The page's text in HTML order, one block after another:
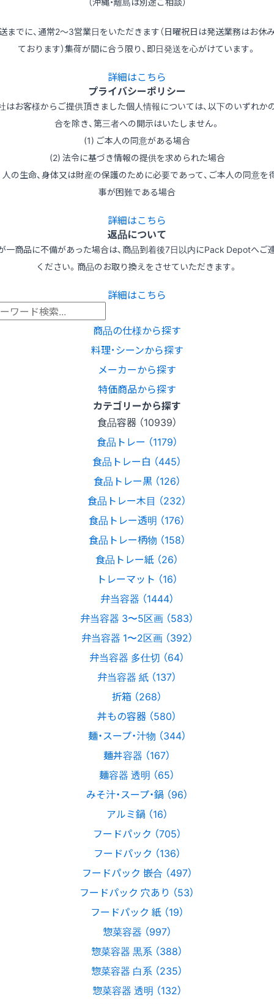
までに、通常2～3営業日をいただきます（日曜祝日は発送業務はお休
ております）集荷が間に合う限り、即日発送を心がけています。
詳細はこちら
プライバシーポリシー
はお客様からご提供頂きました個人情報については、以下のいずれか
合を除き、第三者への開示はいたしません。
(1) ご本人の同意がある場合
(2) 法令に基づき情報の提供を求められた場合
の生命、身体又は財産の保護のために必要であって、ご本人の同意を
事が困難である場合
詳細はこちら
返品について
一商品に不備があった場合は、商品到着後7日以内にPack Depotへご
ください。商品のお取り換えをさせていただきます。
詳細はこちら
商品の仕様から探す
料理･シーンから探す
メーカーから探す
特価商品から探す
カテゴリーから探す
食品容器 （10939）
食品トレー （1179）
食品トレー白 （445）
食品トレー黒 （126）
食品トレー木目 （232）
食品トレー透明 （176）
食品トレー柄物 （158）
食品トレー紙 （26）
トレーマット （16）
弁当容器 （1444）
弁当容器 3〜5区画 （583）
弁当容器 1〜2区画 （392）
弁当容器 多仕切 （64）
弁当容器 紙 （137）
折箱 （268）
丼もの容器 （580）
麺・スープ・汁物 （344）
麺丼容器 （167）
麺容器 透明 （65）
みそ汁・スープ・鍋 （96）
アルミ鍋 （16）
フードパック （705）
フードパック （136）
フードパック 嵌合 （497）
フードパック 穴あり （53）
フードパック 紙 （19）
惣菜容器 （997）
惣菜容器 黒系 （388）
惣菜容器 白系 （235）
惣菜容器 透明 （132）